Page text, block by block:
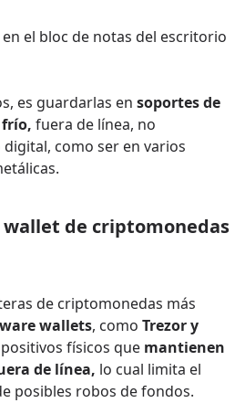
el bloc de notas del escritorio
es guardarlas en soportes de
fuera de línea, no
como ser en varios
wallet de criptomonedas
de criptomonedas más
wallets, como Trezor y
físicos que mantienen
de línea, lo cual limita el
posibles robos de fondos.